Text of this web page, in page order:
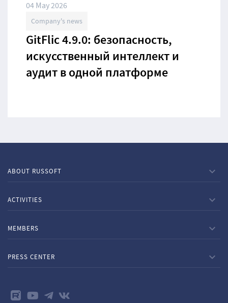
04 May 2026
Company's news
GitFlic 4.9.0: безопасность,
искусственный интеллект и
аудит в одной платформе
ABOUT RUSSOFT
ACTIVITIES
MEMBERS
PRESS CENTER